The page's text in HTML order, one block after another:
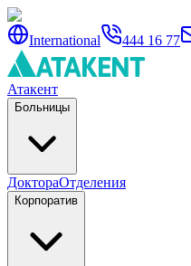
International 444 16 77
Атакент
Больницы
ДоктораОтделения
Корпоратив